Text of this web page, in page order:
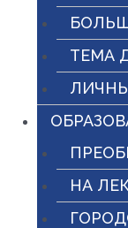
ТЕМА
НА